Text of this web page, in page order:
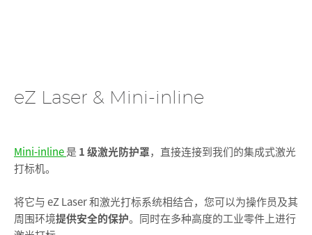
eZ Laser & Mini-inline
Mini-inline是 1 级激光防护罩，直接连接到我们的集成式激光
打标机。
将它与 eZ Laser 和激光打标系统相结合，您可以为操作员及其
周围环境提供安全的保护。同时在多种高度的工业零件上进行